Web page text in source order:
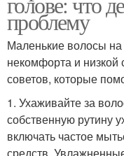
проблему
Маленькие волосы на
некомфорта и низкой
советов, которые
1. Ухаживайте за
собственную рутину
включать частое
средств.